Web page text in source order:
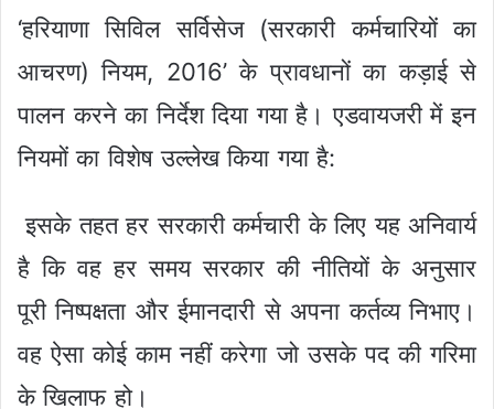
‘हरियाणा सिविल सर्विसेज (सरकारी कर्मचारियों का
आचरण) नियम, 2016’ के प्रावधानों का कड़ाई से
पालन करने का निर्देश दिया गया है। एडवायजरी में इन
नियमों का विशेष उल्लेख किया गया है:
इसके तहत हर सरकारी कर्मचारी के लिए यह अनिवार्य
है कि वह हर समय सरकार की नीतियों के अनुसार
पूरी निष्पक्षता और ईमानदारी से अपना कर्तव्य निभाए।
वह ऐसा कोई काम नहीं करेगा जो उसके पद की गरिमा
के खिलाफ हो।